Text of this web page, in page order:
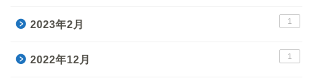
2023年2月 1
2022年12月 1